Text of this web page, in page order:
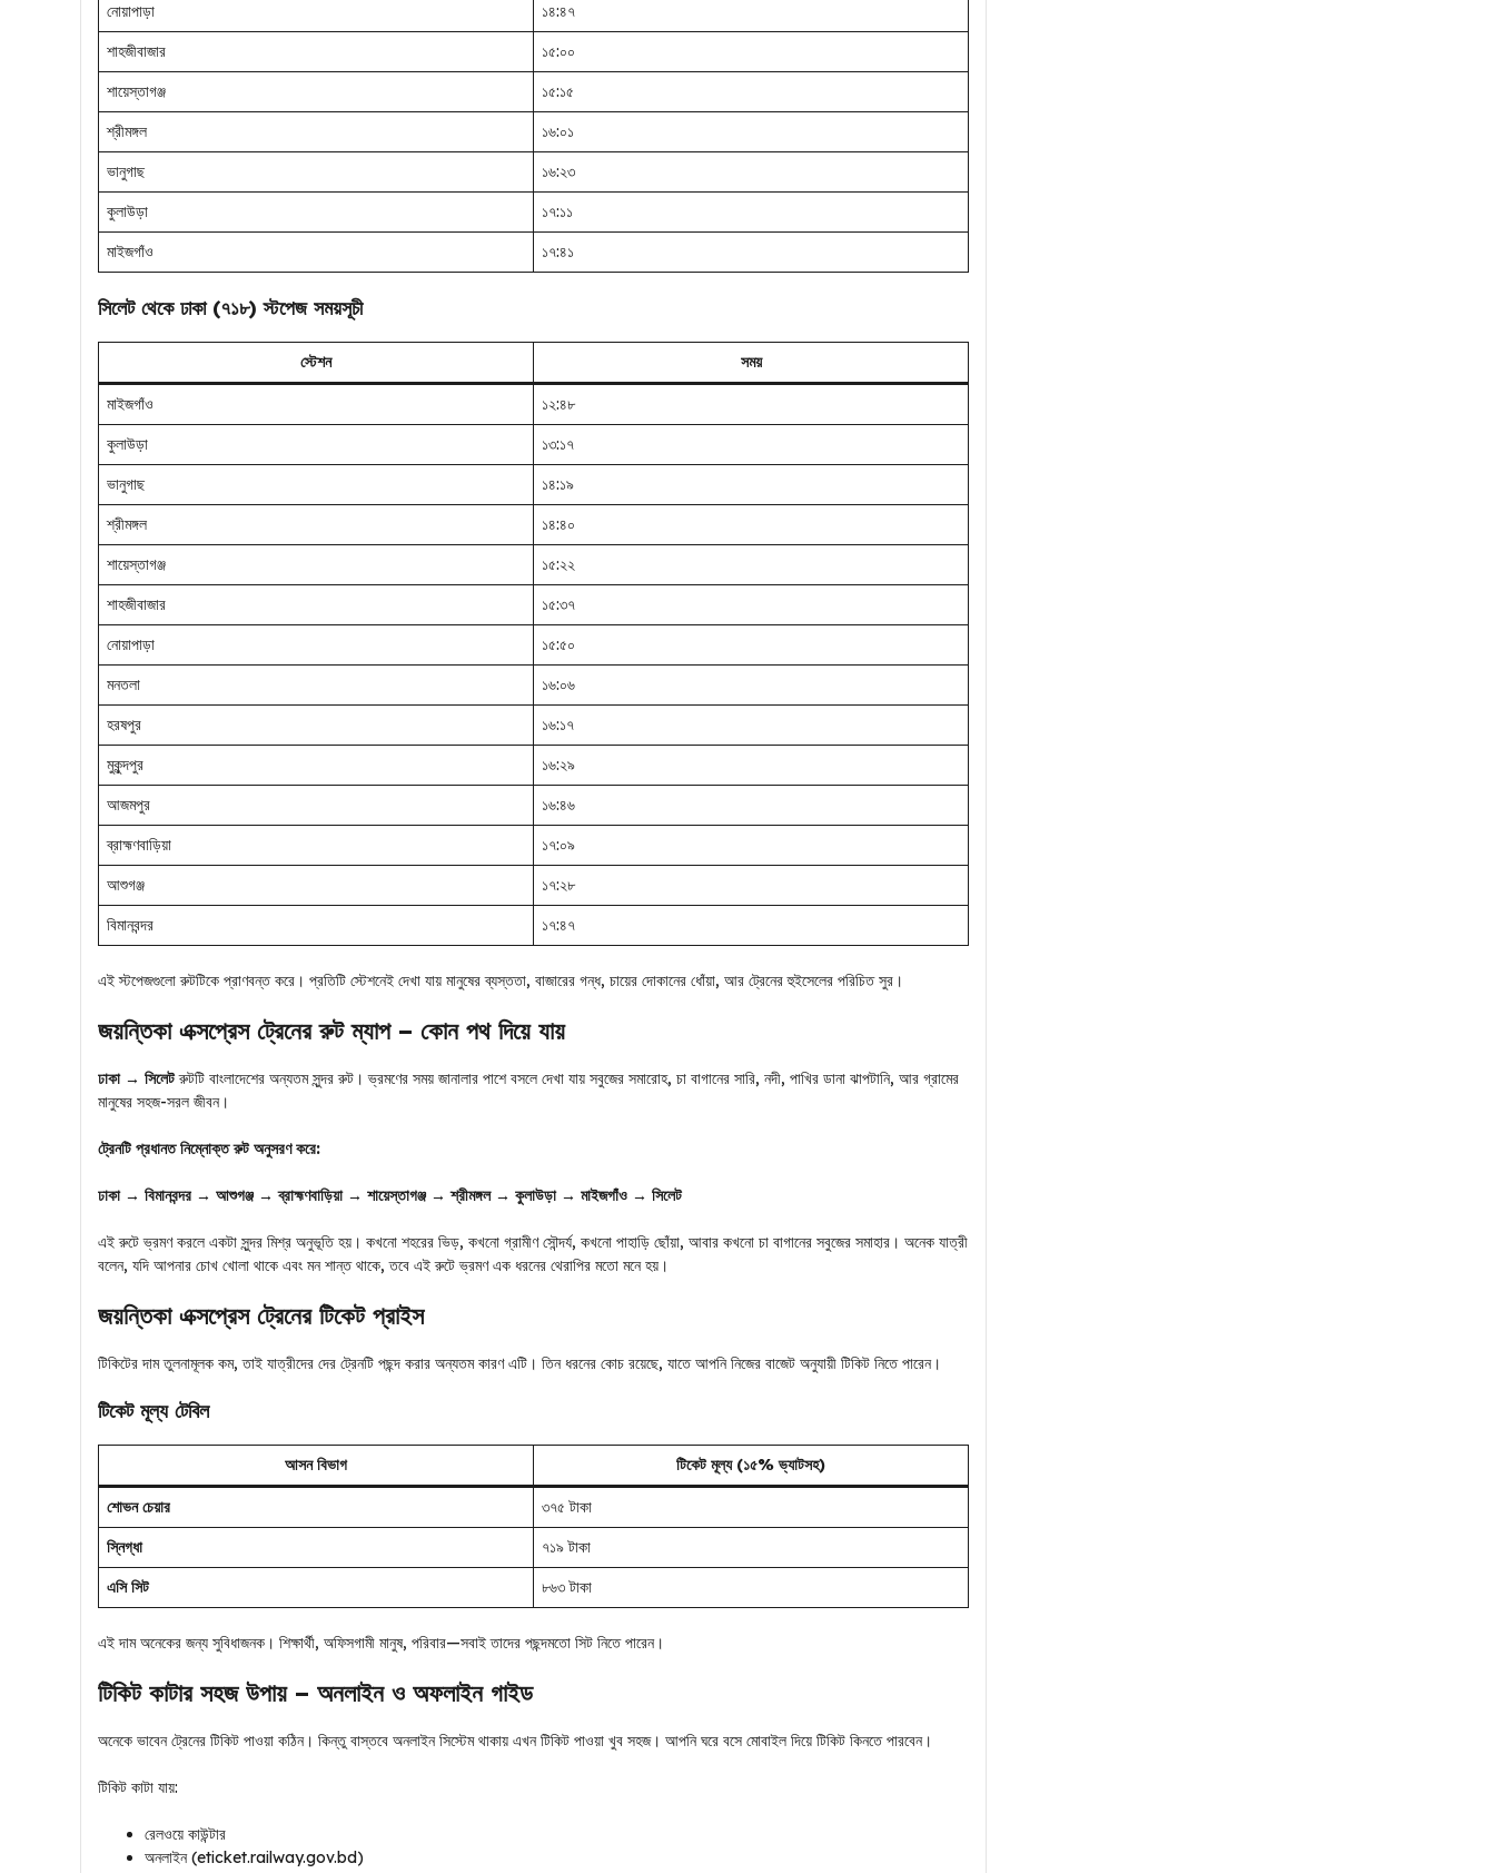
নোয়াপাড়া
১৪:৪৭
শাহজীবাজার
১৫:০০
শায়েস্তাগঞ্জ
১৫:১৫
শ্রীমঙ্গল
১৬:০১
ভানুগাছ
১৬:২৩
কুলাউড়া
১৭:১১
মাইজগাঁও
১৭:৪১
সিলেট থেকে ঢাকা (৭১৮) স্টপেজ সময়সূচী
স্টেশন সময়
মাইজগাঁও
১২:৪৮
কুলাউড়া
১৩:১৭
ভানুগাছ
১৪:১৯
শ্রীমঙ্গল
১৪:৪০
শায়েস্তাগঞ্জ
১৫:২২
শাহজীবাজার
১৫:৩৭
নোয়াপাড়া
১৫:৫০
মনতলা
১৬:০৬
হরষপুর
১৬:১৭
মুকুন্দপুর
১৬:২৯
আজমপুর
১৬:৪৬
ব্রাহ্মণবাড়িয়া
১৭:০৯
আশুগঞ্জ
১৭:২৮
বিমানবন্দর
১৭:৪৭
এই স্টপেজগুলো রুটটিকে প্রাণবন্ত করে। প্রতিটি স্টেশনেই দেখা যায় মানুষের ব্যস্ততা, বাজারের গন্ধ, চায়ের দোকানের ধোঁয়া, আর ট্রেনের হুইসেলের পরিচিত সুর।
জয়ন্তিকা এক্সপ্রেস ট্রেনের রুট ম্যাপ – কোন পথ দিয়ে যায়
ঢাকা → সিলেটরুটটি বাংলাদেশের অন্যতম সুন্দর রুট। ভ্রমণের সময় জানালার পাশে বসলে দেখা যায় সবুজের সমারোহ, চা বাগানের সারি, নদী, পাখির ডানা ঝাপটানি, আর গ্রামের
মানুষের সহজ-সরল জীবন।
ট্রেনটি প্রধানত নিম্নোক্ত রুট অনুসরণ করে:
ঢাকা → বিমানবন্দর → আশুগঞ্জ → ব্রাহ্মণবাড়িয়া → শায়েস্তাগঞ্জ → শ্রীমঙ্গল → কুলাউড়া → মাইজগাঁও → সিলেট
এই রুটে ভ্রমণ করলে একটা সুন্দর মিশ্র অনুভূতি হয়। কখনো শহরের ভিড়, কখনো গ্রামীণ সৌন্দর্য, কখনো পাহাড়ি ছোঁয়া, আবার কখনো চা বাগানের সবুজের সমাহার। অনেক যাত্রী
বলেন, যদি আপনার চোখ খোলা থাকে এবং মন শান্ত থাকে, তবে এই রুটে ভ্রমণ এক ধরনের থেরাপির মতো মনে হয়।
জয়ন্তিকা এক্সপ্রেস ট্রেনের টিকেট প্রাইস
টিকিটের দাম তুলনামূলক কম, তাই যাত্রীদের দের ট্রেনটি পছন্দ করার অন্যতম কারণ এটি। তিন ধরনের কোচ রয়েছে, যাতে আপনি নিজের বাজেট অনুযায়ী টিকিট নিতে পারেন।
টিকেট মূল্য টেবিল
আসন বিভাগ টিকেট মূল্য (১৫% ভ্যাটসহ)
শোভন চেয়ার
৩৭৫ টাকা
স্নিগ্ধা
৭১৯ টাকা
এসি সিট
৮৬৩ টাকা
এই দাম অনেকের জন্য সুবিধাজনক। শিক্ষার্থী, অফিসগামী মানুষ, পরিবার—সবাই তাদের পছন্দমতো সিট নিতে পারেন।
টিকিট কাটার সহজ উপায় – অনলাইন ও অফলাইন গাইড
অনেকে ভাবেন ট্রেনের টিকিট পাওয়া কঠিন। কিন্তু বাস্তবে অনলাইন সিস্টেম থাকায় এখন টিকিট পাওয়া খুব সহজ। আপনি ঘরে বসে মোবাইল দিয়ে টিকিট কিনতে পারবেন।
টিকিট কাটা যায়:
রেলওয়ে কাউন্টার
অনলাইন (eticket.railway.gov.bd)